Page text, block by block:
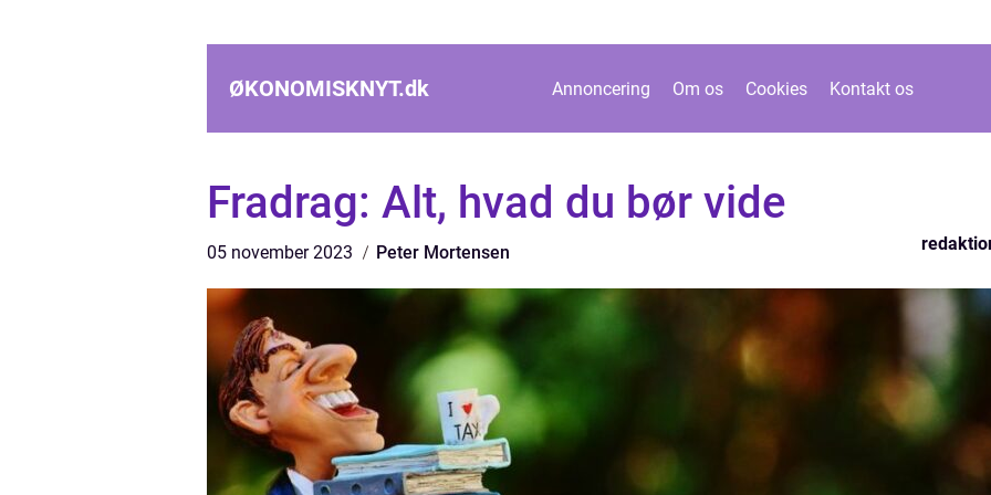
ØKONOMISKNYT.dk Annoncering Om os Cookies Kontakt os
Fradrag: Alt, hvad du bør vide
05 november 2023 Peter Mortensen